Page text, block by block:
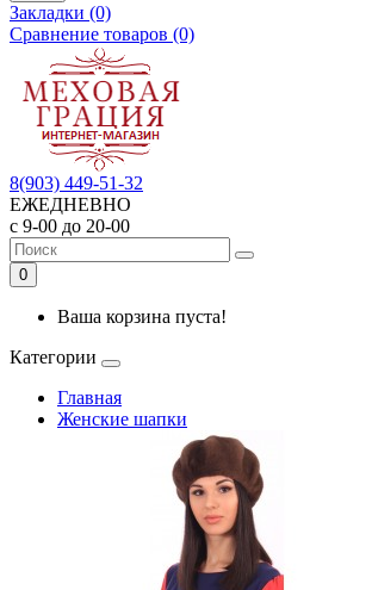
Закладки (0)
Сравнение товаров (0)
8(903) 449-51-32
ЕЖЕДНЕВНО
с 9-00 до 20-00
0
Ваша корзина пуста!
Категории
Главная
Женские шапки